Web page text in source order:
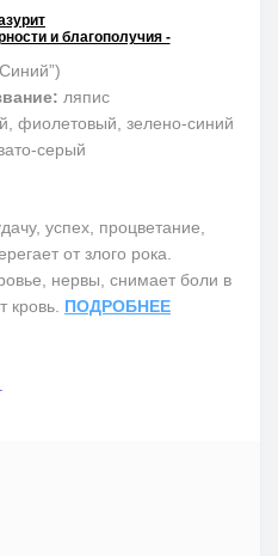
и благополучия -
ляпис
фиолетовый, зелено-синий
серый
успех, процветание,
от злого рока.
нервы, снимает боли в
кровь. ПОДРОБНЕЕ